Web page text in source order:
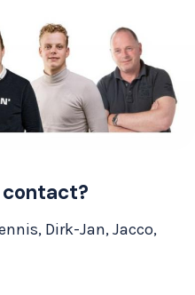
Dirk-Jan, Jacco,